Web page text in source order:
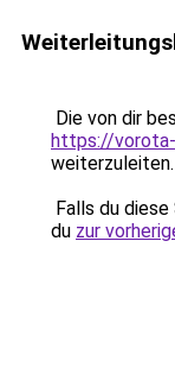
Die von dir
https://vorota-
weiterzuleiten.
Falls du
du zur